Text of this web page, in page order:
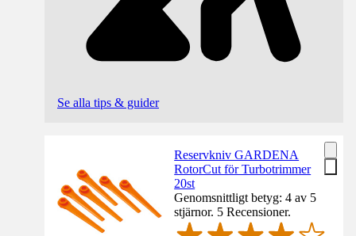
Se alla tips & guider
Reservkniv GARDENA
RotorCut för Turbotrimmer
20st
Genomsnittligt betyg: 4 av 5
stjärnor. 5 Recensioner.